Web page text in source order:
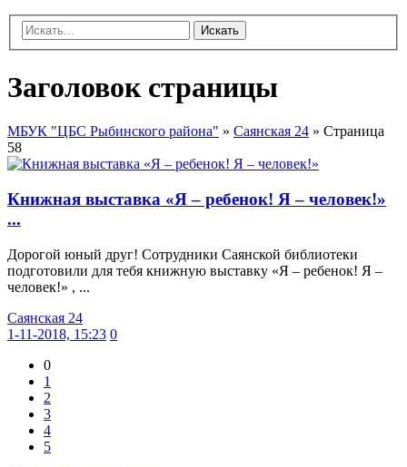
Искать
Заголовок страницы
МБУК "ЦБС Рыбинского района" » Саянская 24 » Страница
58
Книжная выставка «Я – ребенок! Я – человек!»
...
Дорогой юный друг! Сотрудники Саянской библиотеки
подготовили для тебя книжную выставку «Я – ребенок! Я –
человек!» , ...
Саянская 24
1-11-2018, 15:23 0
0
1
2
3
4
5